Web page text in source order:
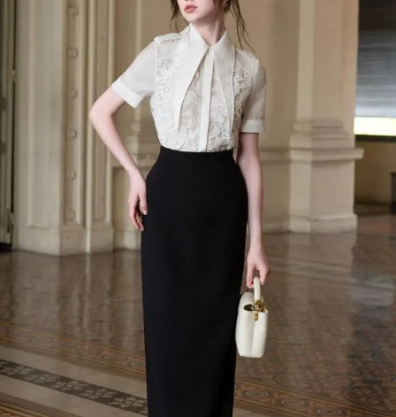
Đọc Thanh Niên trên điện thoại
Theo dõi báo trên
Liên hệ quảng cáo
0908 780 404
Quảng cáo Tòa soạn Chính sách bảo
Tổng biên tập: Nguyễn Ngọc Toàn
Phó tổng biên tập: Hải Thành
Ủy viên Ban biên tập - Tổng Thư ký tòa soạn: Trần Việt Hưng